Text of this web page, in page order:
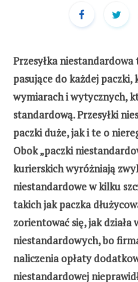
Przesyłka
pasujące do każdej paczki,
wymiarach i wytycznych,
standardową. Przesyłki
paczki duże, jak i te o
Obok „paczki
kurierskich wyróżniają
niestandardowe w kilku
takich jak paczka
zorientować się, jak działa
niestandardowych, bo
naliczenia opłaty
niestandardowej